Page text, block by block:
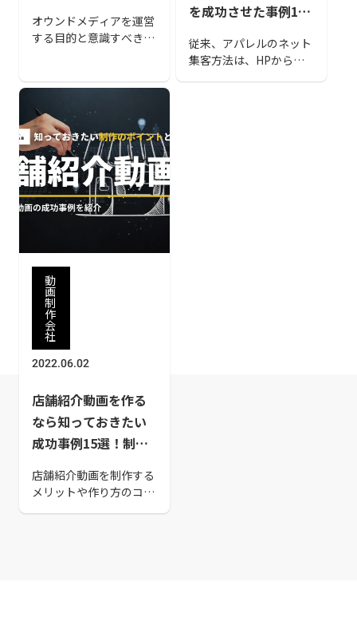
ットについても解説
オウンドメディアを運営
する目的と意識すべきこ
解説していきます。成果
を出しているオウンドメ
ディアの４つの共通点や
成功事例も紹介しますの
で、是非この記事をご活
用ください。
を成功させた事例15
従来、アパレルのネット
集客方法は、HPから特
動
画
制
作
会
社
2022.06.02
店舗紹介動画を作る
なら知っておきたい
成功事例15選！制作
店舗紹介動画を制作する
メリットや作り方のコツ